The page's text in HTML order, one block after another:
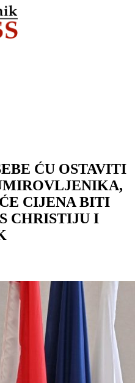
ĆU OSTAVITI
CIJENA BITI
CHRISTIJU I